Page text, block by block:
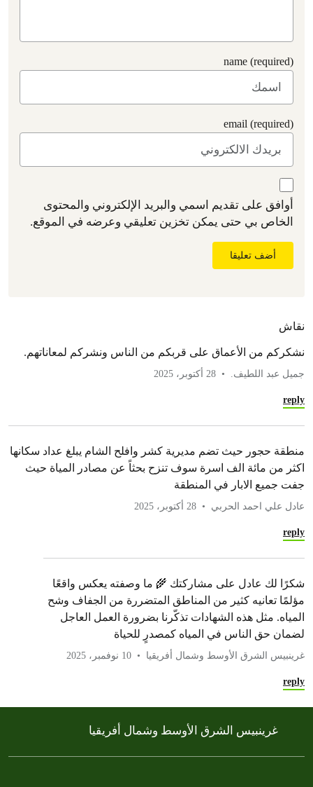
name (required)
email (required)
أوافق على تقديم اسمي والبريد الإلكتروني والمحتوى
الخاص بي حتى يمكن تخزين تعليقي وعرضه في الموقع.
أضف تعليقا
نقاش
نشكركم من الأعماق على قربكم من الناس ونشركم لمعاناتهم.
جميل عبد اللطيف. 28 أكتوبر، 2025
reply
منطقة حجور حيث تضم مديرية كشر وافلح الشام يبلغ عداد سكانها
اكثر من مائة الف اسرة سوف تنزح بحثاً عن مصادر المياة حيث
جفت جميع الابار في المنطقة
عادل علي احمد الحربي 28 أكتوبر، 2025
reply
شكرًا لك عادل على مشاركتك 🌾 ما وصفته يعكس واقعًا
مؤلمًا تعانيه كثير من المناطق المتضررة من الجفاف وشح
المياه. مثل هذه الشهادات تذكّرنا بضرورة العمل العاجل
لضمان حق الناس في المياه كمصدرٍ للحياة
غرينبيس الشرق الأوسط وشمال أفريقيا 10 نوفمبر، 2025
reply